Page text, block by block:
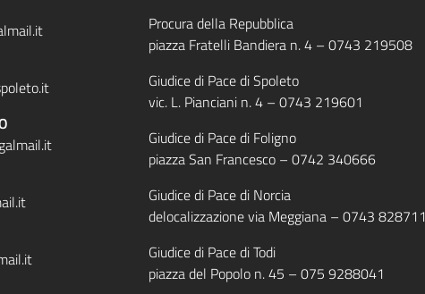
Procura della Repubblica
piazza Fratelli Bandiera n. 4 – 0743 219508
Giudice di Pace di Spoleto
vic. L. Pianciani n. 4 – 0743 219601
Giudice di Pace di Foligno
piazza San Francesco – 0742 340666
Giudice di Pace di Norcia
delocalizzazione via Meggiana – 0743 828711
Giudice di Pace di Todi
piazza del Popolo n. 45 – 075 9288041